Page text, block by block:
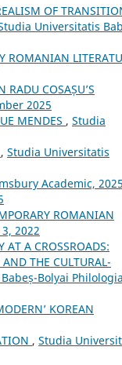
OF
Universitatis
ROMANIAN
RADU COSAȘU’S
2025
MENDES , Studia
, Studia Universitatis
Academic,
ROMANIAN
2022
AT A CROSSROADS:
THE CULTURAL-
Bolyai
KOREAN
, Studia